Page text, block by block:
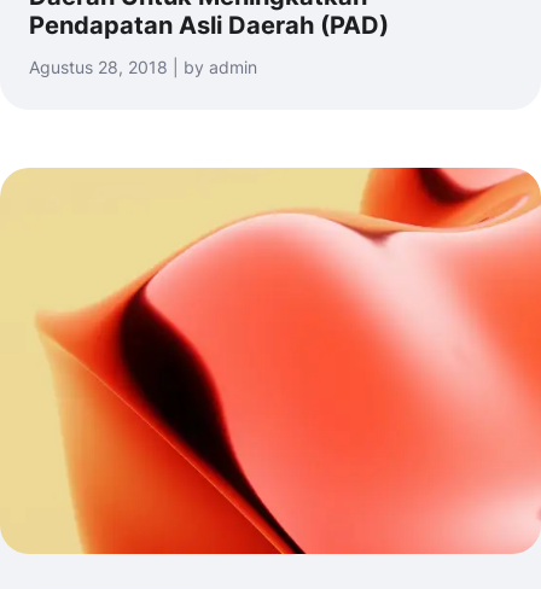
Pendapatan Asli Daerah (PAD)
Agustus 28, 2018 | by admin